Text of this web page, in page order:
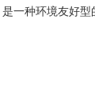
一种环境友好